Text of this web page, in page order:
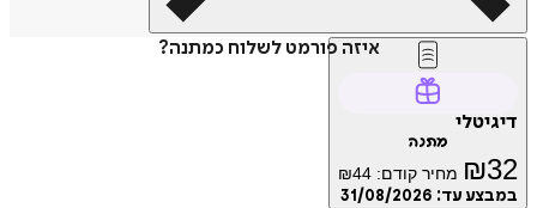
איזה פורמט לשלוח כמתנה?
דיגיטלי
מתנה
₪32 מחיר קודם: ₪44
במבצע עד: 31/08/2026